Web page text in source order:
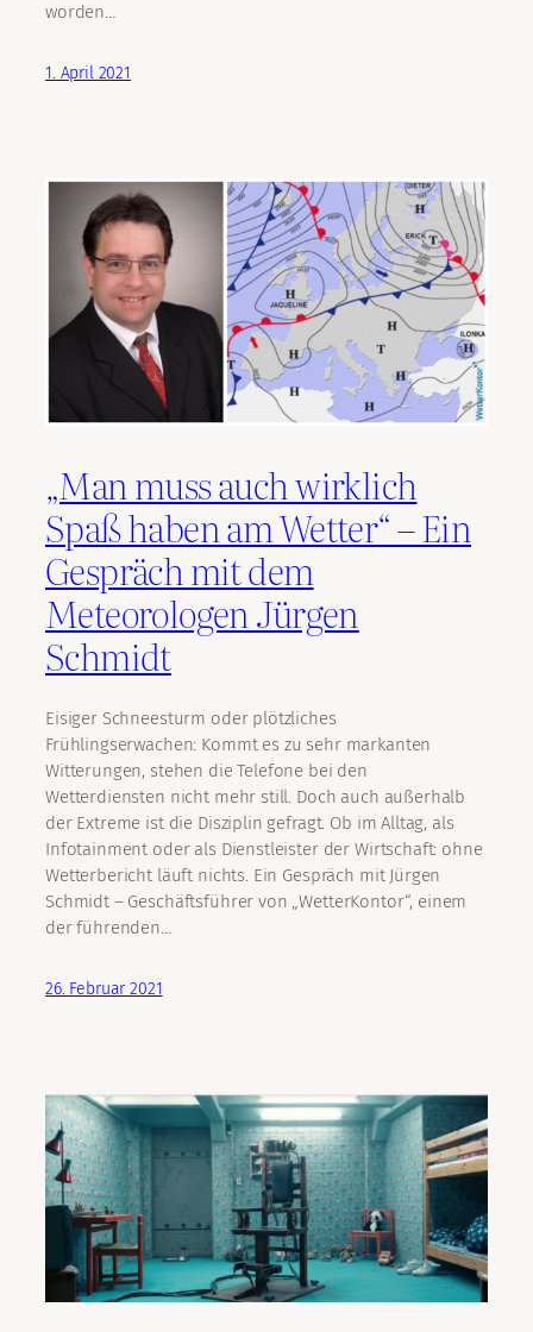
worden…
1. April 2021
„Man muss auch wirklich
Spaß haben am Wetter“ – Ein
Gespräch mit dem
Meteorologen Jürgen
Schmidt
Eisiger Schneesturm oder plötzliches
Frühlingserwachen: Kommt es zu sehr markanten
Witterungen, stehen die Telefone bei den
Wetterdiensten nicht mehr still. Doch auch außerhalb
der Extreme ist die Disziplin gefragt. Ob im Alltag, als
Infotainment oder als Dienstleister der Wirtschaft: ohne
Wetterbericht läuft nichts. Ein Gespräch mit Jürgen
Schmidt – Geschäftsführer von „WetterKontor“, einem
der führenden…
26. Februar 2021